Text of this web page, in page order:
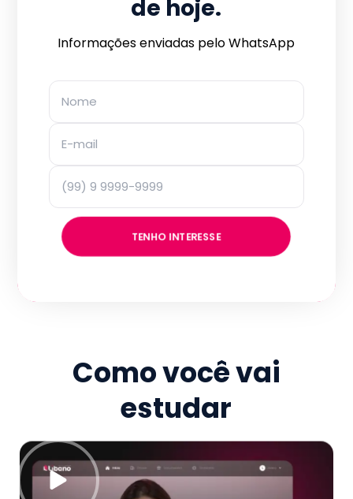
de hoje.
Informações enviadas pelo WhatsApp
TENHO INTERESSE
Como você vai
estudar